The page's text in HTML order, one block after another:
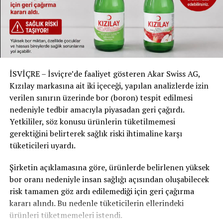
bulunabilir; nihai kararlar ise belediyelere bırakılmıştır.
Belediyeler, aileler için uygun fiyatları sağlarken kendi
mali dengelerini de korumak zorunda kalacak.
#Zürich #SınıfKampları #FiyatDenetimi
#StefanMeierhans #Eğitim #İsviçre #Haberler
#SonDakika #Schweiz #Suisse #Svizzera
RELATED TOPICS:
BRAUNSCHWEIG’DE ŞOK EDİCİ TECAVÜZ OLAYI: 15
YAŞINDAN GENÇ, 12 YAŞINDAKİ KIZA TECAVÜZLE
SUÇLANIYOR
İŞ VE EĞİTİM ATÖLYESİ HORW’DAN LUZERN’E TAŞINIYOR
İSVİÇRE – İsviçre’de faaliyet gösteren Akar Swiss AG,
Kızılay markasına ait iki içeceği, yapılan analizlerde izin
verilen sınırın üzerinde bor (boron) tespit edilmesi
nedeniyle tedbir amacıyla piyasadan geri çağırdı.
Yetkililer, söz konusu ürünlerin tüketilmemesi
gerektiğini belirterek sağlık riski ihtimaline karşı
tüketicileri uyardı.
Şirketin açıklamasına göre, ürünlerde belirlenen yüksek
bor oranı nedeniyle insan sağlığı açısından oluşabilecek
risk tamamen göz ardı edilemediği için geri çağırma
kararı alındı. Bu nedenle tüketicilerin ellerindeki
ürünleri tüketmemeleri istendi.